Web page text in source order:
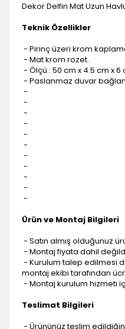
Dekor Delfin Mat Uzun
Teknik Özellikler
- Pirinç üzeri krom
- Mat krom rozet.
- Ölçü : 50 cm x 4.5 cm x 6
- Paslanmaz duvar
-
-
-
-
-
-
-
-
-
-
-
Ürün ve Montaj Bilgileri
- Satın almış olduğunuz
- Montaj fiyata dahil
- Kurulum talep edilmesi
montaj ekibi tarafından
- Montaj kurulum hizmeti
Teslimat Bilgileri
- Ürününüz teslim